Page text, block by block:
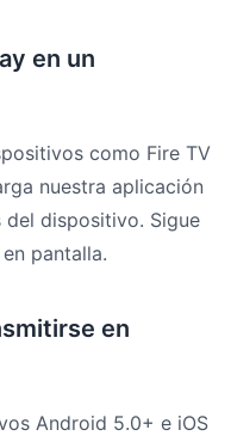
en un
como Fire TV
nuestra aplicación
dispositivo. Sigue
pantalla.
en
Android 5.0+ e iOS